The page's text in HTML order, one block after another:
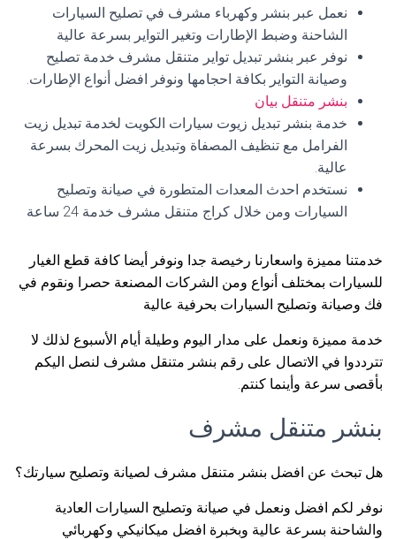
نعمل عبر بنشر وكهرباء مشرف في تصليح السيارات
الشاحنة وضبط الإطارات وتغير التواير بسرعة عالية
نوفر عبر بنشر تبديل تواير متنقل مشرف خدمة تصليح
وصيانة التواير بكافة احجامها ونوفر افضل أنواع الإطارات.
بنشر متنقل بيان
خدمة بنشر تبديل زيوت سيارات الكويت لخدمة تبديل زيت
الفرامل مع تنظيف المصفاة وتبديل زيت المحرك بسرعة
عالية.
نستخدم احدث المعدات المتطورة في صيانة وتصليح
السيارات ومن خلال كراج متنقل مشرف خدمة 24 ساعة
خدمتنا مميزة واسعارنا رخيصة جدا ونوفر أيضا كافة قطع الغيار
للسيارات بمختلف أنواع ومن الشركات المصنعة حصرا ونقوم في
فك وصيانة وتصليح السيارات بحرفية عالية
خدمة مميزة ونعمل على مدار اليوم وطيلة أيام الأسبوع لذلك لا
تترددوا في الاتصال على رقم بنشر متنقل مشرف لنصل اليكم
بأقصى سرعة وأينما كنتم.
بنشر متنقل مشرف
هل تبحث عن افضل بنشر متنقل مشرف لصيانة وتصليح سيارتك؟
نوفر لكم افضل ونعمل في صيانة وتصليح السيارات العادية
والشاحنة بسرعة عالية وبخبرة افضل ميكانيكي وكهربائي